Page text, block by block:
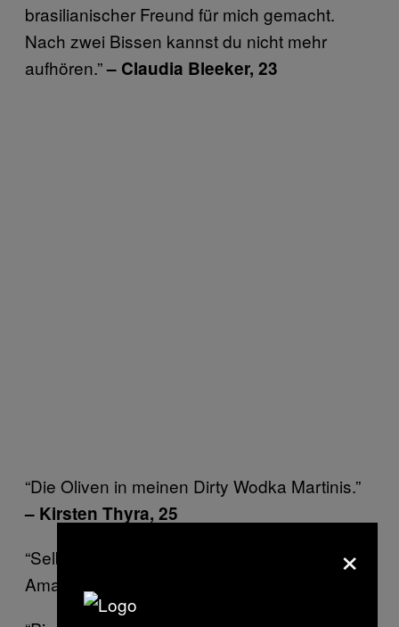
brasilianischer Freund für mich gemacht.
Nach zwei Bissen kannst du nicht mehr
aufhören.”– Claudia Bleeker, 23
“Die Oliven in meinen Dirty Wodka Martinis.”
– Kirsten Thyra, 25
“Selbstgemachtes Tiramisu mit extraviel
Amaretto.”
×